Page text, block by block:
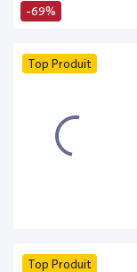
-69%
Top Produit
Top Produit